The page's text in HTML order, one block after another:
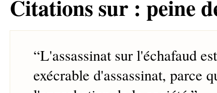
Citations sur : peine
“L'assassinat sur l'échafaud
exécrable d'assassinat, parce